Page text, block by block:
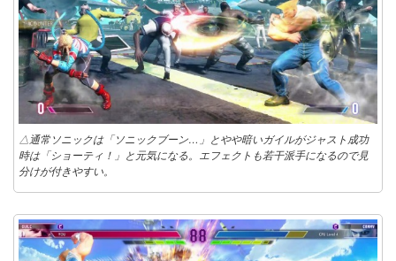
△通常ソニックは「ソニックブーン…」とやや暗いガイルがジャスト成功
時は「ショーティ！」と元気になる。エフェクトも若干派手になるので見
分けが付きやすい。